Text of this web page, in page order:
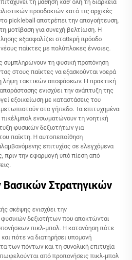
τη μάθηση καθ' όλη τη διάρκεια
προσδοκιών κατά τις αρχικές
pickleball αποτρέπει την απογοήτευση,
μοτίβαση για συνεχή βελτίωση. Η
εξασφαλίζει σταθερή πρόοδο
παίκτες με πολύπλοκες έννοιες.
συμπληρώνουν τη φυσική προπόνηση
στους παίκτες να εξασκούνται νοερά
λήψη τακτικών αποφάσεων. Η πρακτική
ενισχύει την ανάπτυξη της
εξοικείωση με καταστάσεις του
στο γήπεδο. Τα επιτυχημένα
ενσωματώνουν τη νοητική
φυσικών δεξιοτήτων για
παίκτη. Η αυτοπεποίθηση
επιτυχίας σε ελεγχόμενα
πριν την εφαρμογή υπό πίεση από
Στρατηγικών
σκέψης ενισχύει την
δεξιοτήτων που αποκτώνται
πικλ-μπολ. Η κατανόηση πότε
πότε να διατηρήσει υπομονή
των πόντων και τη συνολική επιτυχία
από προπονήσεις πικλ-μπολ